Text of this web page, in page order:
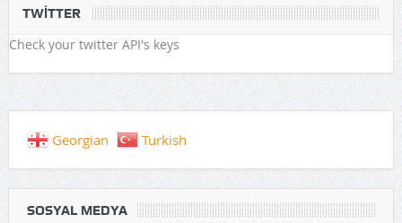
TWITTER
Check your twitter API's keys
Georgian Turkish
SOSYAL MEDYA